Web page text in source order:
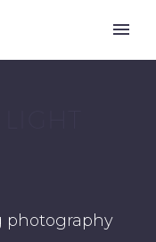
photography